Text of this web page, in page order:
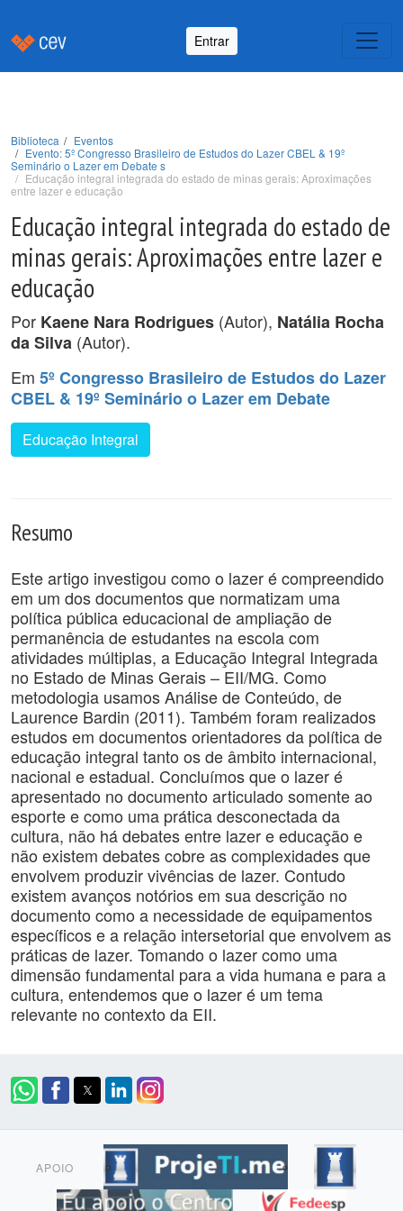
Entrar
Biblioteca
Eventos
Evento: 5º Congresso Brasileiro de Estudos do Lazer CBEL & 19º
Seminário o Lazer em Debate s
Educação integral integrada do estado de minas gerais: Aproximações
entre lazer e educação
Educação integral integrada do estado de
minas gerais: Aproximações entre lazer e
educação
Por Kaene Nara Rodrigues (Autor), Natália Rocha
da Silva (Autor).
Em 5º Congresso Brasileiro de Estudos do Lazer
CBEL & 19º Seminário o Lazer em Debate
Educação Integral
Resumo
Este artigo investigou como o lazer é compreendido
em um dos documentos que normatizam uma
política pública educacional de ampliação de
permanência de estudantes na escola com
atividades múltiplas, a Educação Integral Integrada
no Estado de Minas Gerais – EII/MG. Como
metodologia usamos Análise de Conteúdo, de
Laurence Bardin (2011). Também foram realizados
estudos em documentos orientadores da política de
educação integral tanto os de âmbito internacional,
nacional e estadual. Concluímos que o lazer é
apresentado no documento articulado somente ao
esporte e como uma prática desconectada da
cultura, não há debates entre lazer e educação e
não existem debates cobre as complexidades que
envolvem produzir vivências de lazer. Contudo
existem avanços notórios em sua descrição no
documento como a necessidade de equipamentos
específicos e a relação intersetorial que envolvem as
práticas de lazer. Tomando o lazer como uma
dimensão fundamental para a vida humana e para a
cultura, entendemos que o lazer é um tema
relevante no contexto da EII.
APOIO